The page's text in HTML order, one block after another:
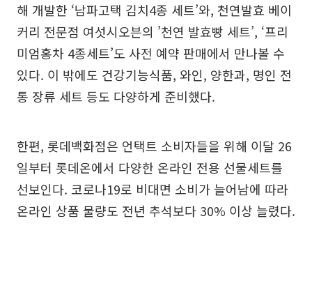
해 개발한 ‘남파고택 김치4종 세트’와, 천연발효 베이
커리 전문점 여섯시오븐의 ’천연 발효빵 세트’, ‘프리
미엄홍차 4종세트’도 사전 예약 판매에서 만나볼 수
있다. 이 밖에도 건강기능식품, 와인, 양한과, 명인 전
통 장류 세트 등도 다양하게 준비했다.
한편, 롯데백화점은 언택트 소비자들을 위해 이달 26
일부터 롯데온에서 다양한 온라인 전용 선물세트를
선보인다. 코로나19로 비대면 소비가 늘어남에 따라
온라인 상품 물량도 전년 추석보다 30% 이상 늘렸다.